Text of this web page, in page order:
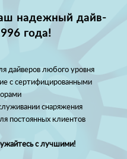
надежный дайв-
года!
дайверов любого уровня
с сертифицированными
снаряжения
постоянных клиентов
с лучшими!